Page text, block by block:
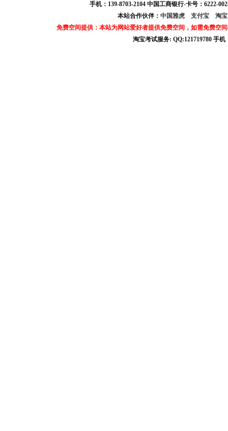
手机：139-8703-2104 中国工商银行-卡号：6222-
本站合作伙伴： 中国雅虎 支付宝
淘
免费空间提供：本站为网站爱好者提供免费空间，如需免费空
淘宝考试服务: QQ:121719780 手